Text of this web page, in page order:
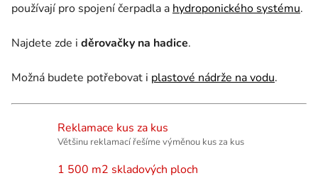
používají pro spojení čerpadla a hydroponického systému.
Najdete zde i děrovačky na hadice.
Možná budete potřebovat i plastové nádrže na vodu.
Reklamace kus za kus
Většinu reklamací řešíme výměnou kus za kus
1 500 m2 skladových ploch